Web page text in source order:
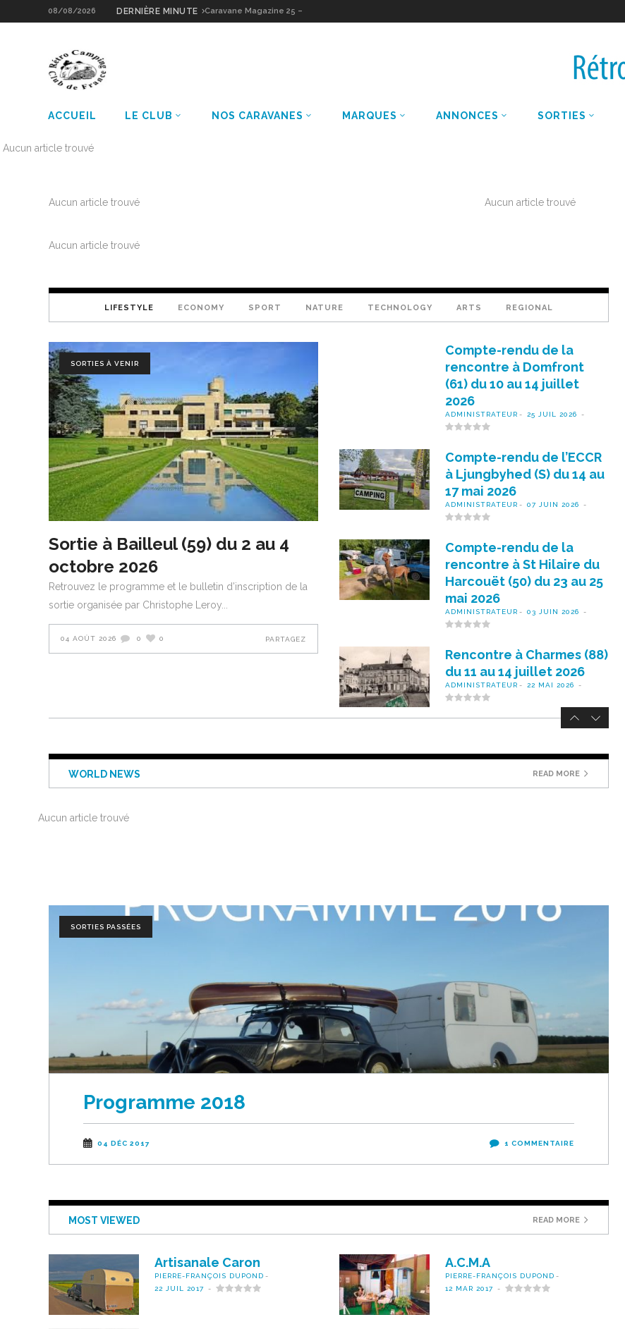
08/08/2026 DERNIÈRE MINUTE Caravane Magazine 26 –
ACCUEIL LE CLUB NOS CARAVANES MARQUES ANNONCES SORTIES
Aucun article trouvé
Aucun article trouvé Aucun article trouvé
Aucun article trouvé
LIFESTYLE ECONOMY SPORT NATURE TECHNOLOGY ARTS REGIONAL
SORTIES À VENIR
Sortie à Bailleul (59) du 2 au 4
octobre 2026
Retrouvez le programme et le bulletin d’inscription de la
sortie organisée par Christophe Leroy
04 AOÛT 2026 0 0 PARTAGEZ
Compte-rendu de la
rencontre à Domfront
(61) du 10 au 14 juillet
2026
ADMINISTRATEUR 25 JUIL 2026
Compte-rendu de l’ECCR
à Ljungbyhed (S) du 14 au
17 mai 2026
ADMINISTRATEUR 07 JUIN 2026
Compte-rendu de la
rencontre à St Hilaire du
Harcouët (50) du 23 au 25
mai 2026
ADMINISTRATEUR 03 JUIN 2026
Rencontre à Charmes (88)
du 11 au 14 juillet 2026
ADMINISTRATEUR 22 MAI 2026
WORLD NEWS READ MORE
Aucun article trouvé
SORTIES PASSÉES
Programme 2018
04 DÉC 2017 1 COMMENTAIRE
MOST VIEWED READ MORE
Artisanale Caron
PIERRE-FRANÇOIS DUPOND
22 JUIL 2017
A.C.M.A
PIERRE-FRANÇOIS DUPOND
12 MAR 2017